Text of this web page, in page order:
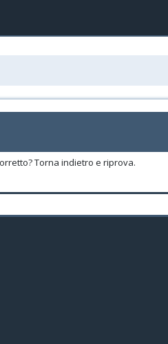
Torna indietro e riprova.